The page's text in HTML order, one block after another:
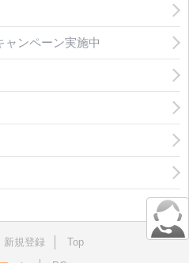
ャンペーン実施中
新規登録
Top